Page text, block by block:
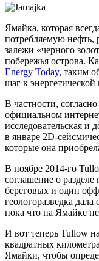
Ямайка, которая
потребляемую нефть,
залежи «черного
побережья острова.
Energy Today, таким
шаг к энергетической
В частности,
официальном
исследовательская
в январе 2D-
которые она
В ноябре 2014-го
соглашение о
береговых и один
геологоразведка
пока что на Ямайке
И вот теперь Tullow
квадратных
Ямайки, чтобы